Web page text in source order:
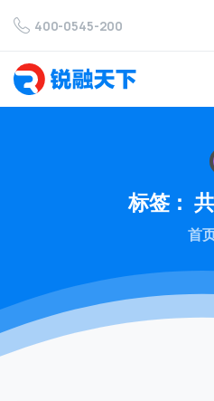
400-0545-200
标签：
首